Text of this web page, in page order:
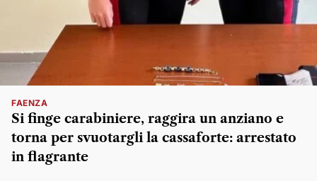
FAENZA
Si finge carabiniere, raggira un anziano e
torna per svuotargli la cassaforte: arrestato
in flagrante